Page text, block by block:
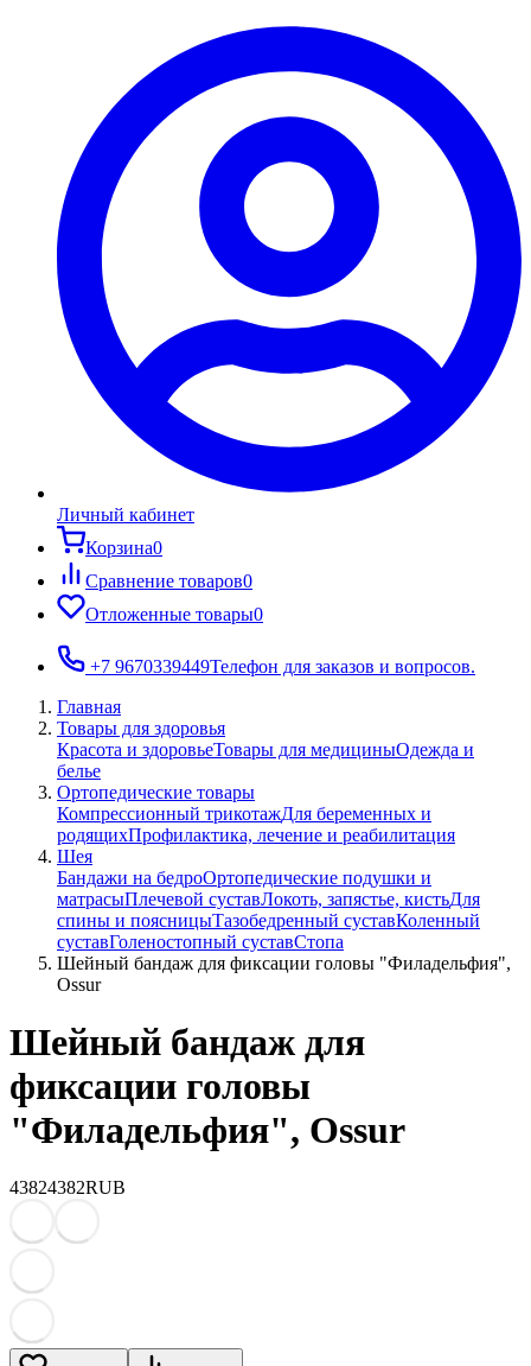
Личный кабинет
Корзина0
Сравнение товаров0
Отложенные товары0
+7 9670339449Телефон для заказов и вопросов.
Главная
Товары для здоровья
Красота и здоровьеТовары для медициныОдежда и
белье
Ортопедические товары
Компрессионный трикотажДля беременных и
родящихПрофилактика, лечение и реабилитация
Шея
Бандажи на бедроОртопедические подушки и
матрасыПлечевой суставЛокоть, запястье, кистьДля
спины и поясницыТазобедренный суставКоленный
суставГоленостопный суставСтопа
Шейный бандаж для фиксации головы "Филадельфия",
Ossur
Шейный бандаж для
фиксации головы
"Филадельфия", Ossur
43824382RUB